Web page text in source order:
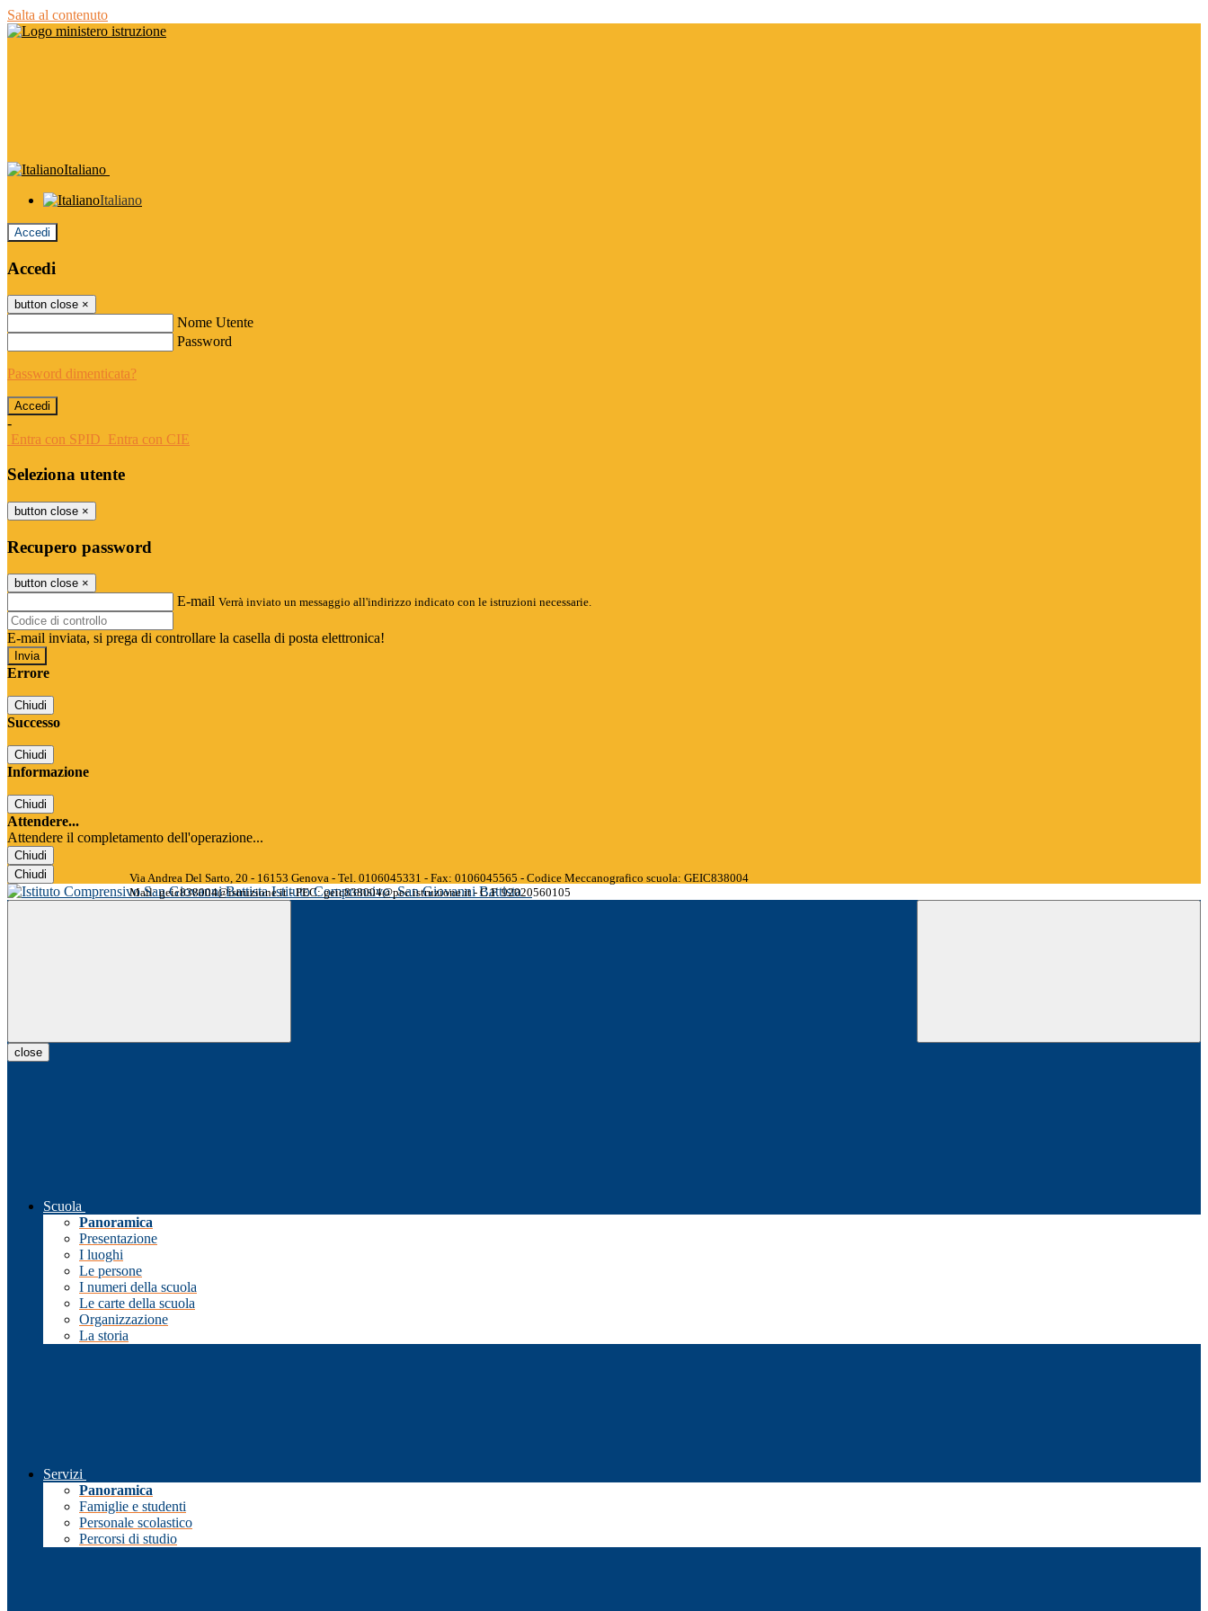
Salta al contenuto
Italiano
Italiano
Accedi
Accedi
button close ×
Nome Utente
Password
Password dimenticata?
-
Entra con SPID Entra con CIE
Seleziona utente
button close ×
Recupero password
button close ×
E-mail Verrà inviato un messaggio all'indirizzo indicato con le istruzioni necessarie.
E-mail inviata, si prega di controllare la casella di posta elettronica!
Errore
Chiudi
Successo
Chiudi
Informazione
Chiudi
Attendere...
Attendere il completamento dell'operazione...
Chiudi
Chiudi
Istituto Comprensivo San Giovanni Battista
Via Andrea Del Sarto, 20 - 16153 Genova - Tel. 0106045331 - Fax: 0106045565 - Codice Meccanografico scuola: GEIC838004
Mail: geic838004@istruzione.it - PEC: geic838004@pec.istruzione.it - C.F. 92020560105
close
Scuola
Panoramica
Presentazione
I luoghi
Le persone
I numeri della scuola
Le carte della scuola
Organizzazione
La storia
Servizi
Panoramica
Famiglie e studenti
Personale scolastico
Percorsi di studio